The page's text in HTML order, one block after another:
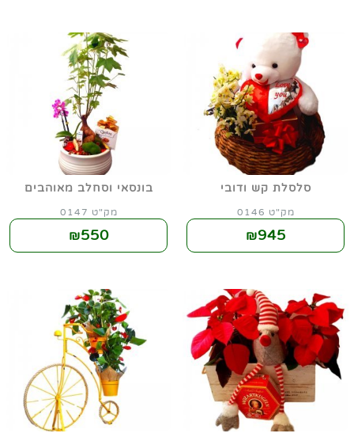
סלסלת קש ודובי
מק"ט 0146
₪945
בונסאי וסחלב מאוהבים
מק"ט 0147
₪550